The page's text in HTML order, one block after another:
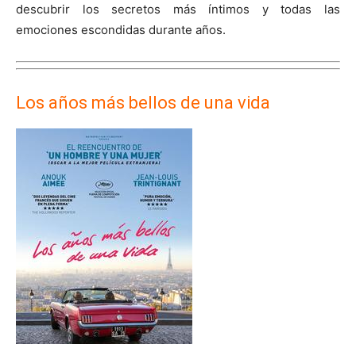
descubrir los secretos más íntimos y todas las
emociones escondidas durante años.
Los años más bellos de una vida